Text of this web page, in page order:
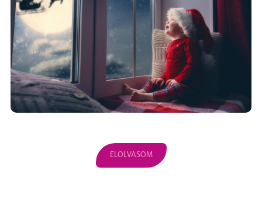
ELOLVASOM